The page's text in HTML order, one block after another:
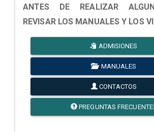
ANTES DE REALIZAR
REVISAR LOS MANUALES Y LOS
ADMISIONES
MANUALES
CONTACTOS
PREGUNTAS